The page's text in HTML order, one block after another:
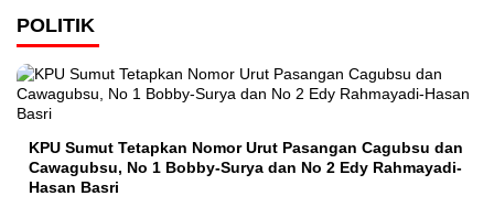
POLITIK
KPU Sumut Tetapkan Nomor Urut Pasangan Cagubsu dan
Cawagubsu, No 1 Bobby-Surya dan No 2 Edy Rahmayadi-
Hasan Basri